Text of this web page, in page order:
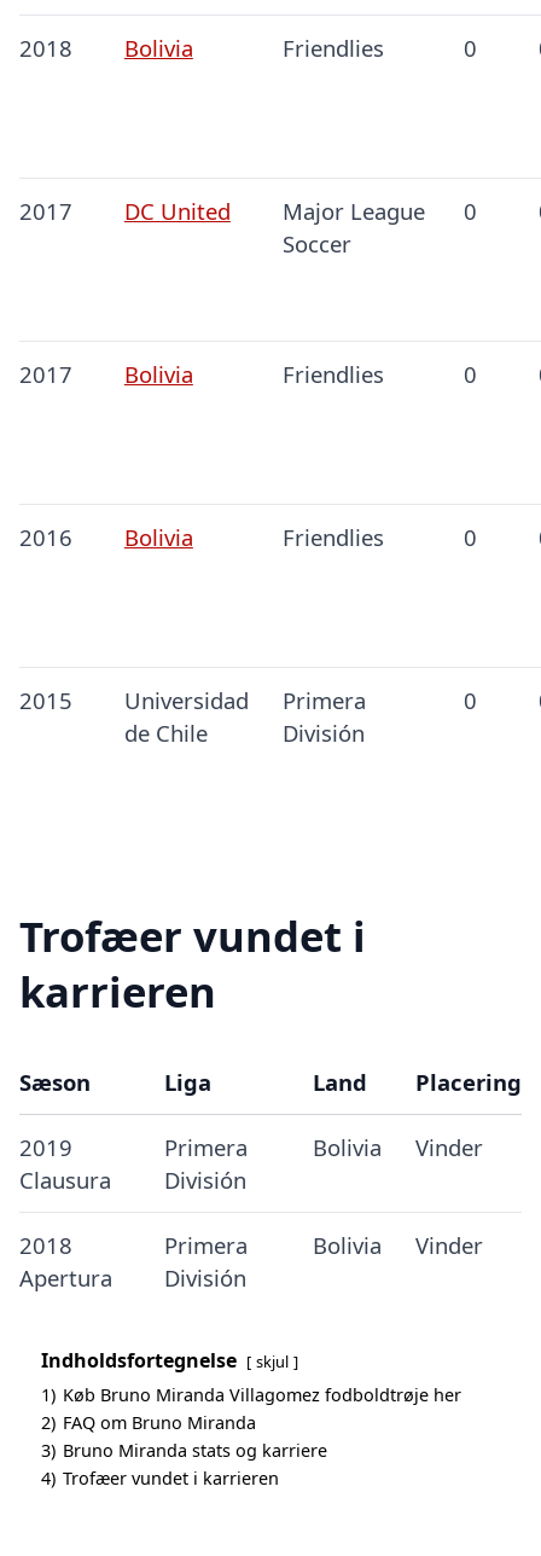
2018 Bolivia Friendlies 0
2017 DC United
Major League
Soccer
0
2017 Bolivia Friendlies 0
2016 Bolivia Friendlies 0
2015
Universidad
de Chile
Primera
División
0
Trofæer vundet i
karrieren
Sæson Liga Land Placering
2019
Clausura
Primera
División
Bolivia Vinder
2018
Apertura
Primera
División
Bolivia Vinder
Indholdsfortegnelse skjul
1) Køb Bruno Miranda Villagomez fodboldtrøje her
2) FAQ om Bruno Miranda
3) Bruno Miranda stats og karriere
4) Trofæer vundet i karrieren